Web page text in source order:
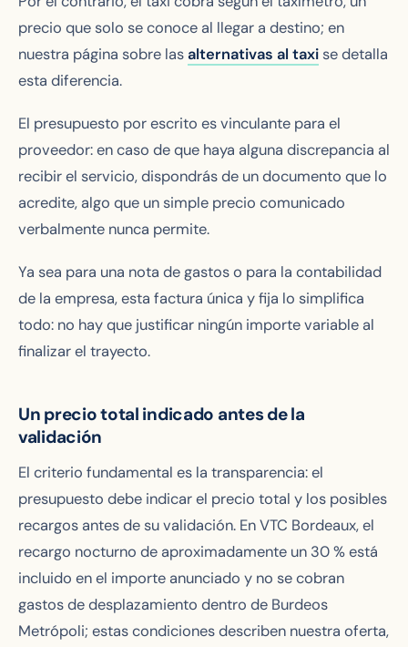
precio que solo se conoce al llegar a destino; en
nuestra página sobre lasalternativas al taxise detalla
esta diferencia.
El presupuesto por escrito es vinculante para el
proveedor: en caso de que haya alguna discrepancia al
recibir el servicio, dispondrás de un documento que lo
acredite, algo que un simple precio comunicado
verbalmente nunca permite.
Ya sea para una nota de gastos o para la contabilidad
de la empresa, esta factura única y fija lo simplifica
todo: no hay que justificar ningún importe variable al
finalizar el trayecto.
Un precio total indicado antes de la
validación
El criterio fundamental es la transparencia: el
presupuesto debe indicar el precio total y los posibles
recargos antes de su validación. En VTC Bordeaux, el
recargo nocturno de aproximadamente un 30 % está
incluido en el importe anunciado y no se cobran
gastos de desplazamiento dentro de Burdeos
Metrópoli; estas condiciones describen nuestra oferta,